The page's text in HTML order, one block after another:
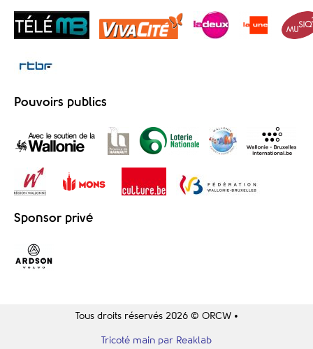
Pouvoirs publics
Sponsor privé
Tous droits réservés 2026 © ORCW •
Tricoté main par Reaklab